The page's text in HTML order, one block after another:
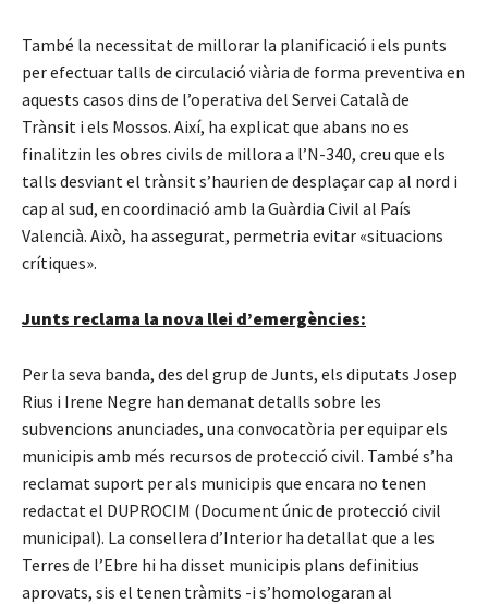
També la necessitat de millorar la planificació i els punts
per efectuar talls de circulació viària de forma preventiva en
aquests casos dins de l’operativa del Servei Català de
Trànsit i els Mossos. Així, ha explicat que abans no es
finalitzin les obres civils de millora a l’N-340, creu que els
talls desviant el trànsit s’haurien de desplaçar cap al nord i
cap al sud, en coordinació amb la Guàrdia Civil al País
Valencià. Això, ha assegurat, permetria evitar «situacions
crítiques».
Junts reclama la nova llei d’emergències:
Per la seva banda, des del grup de Junts, els diputats Josep
Rius i Irene Negre han demanat detalls sobre les
subvencions anunciades, una convocatòria per equipar els
municipis amb més recursos de protecció civil. També s’ha
reclamat suport per als municipis que encara no tenen
redactat el DUPROCIM (Document únic de protecció civil
municipal). La consellera d’Interior ha detallat que a les
Terres de l’Ebre hi ha disset municipis plans definitius
aprovats, sis el tenen tràmits -i s’homologaran al